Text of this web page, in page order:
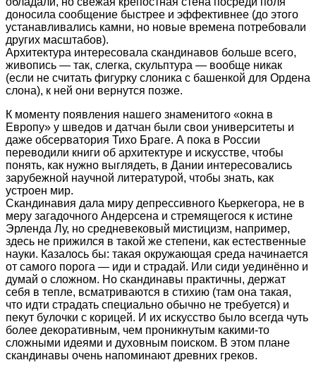
доносила сообщение быстрее и эффективнее (до этого
устанавливались камни, но новые времена потребовали
других масштабов).
Архитектура интересовала скандинавов больше всего,
живопись — так, слегка, скульптура — вообще никак
(если не считать фигурку слоника с башенкой для Ордена
слона), к ней они вернутся позже.
К моменту появления нашего знаменитого «окна в
Европу» у шведов и датчан были свои университеты и
даже обсерватория Тихо Браге. А пока в России
переводили книги об архитектуре и искусстве, чтобы
понять, как нужно выглядеть, в Дании интересовались
зарубежной научной литературой, чтобы знать, как
устроен мир.
Скандинавия дала миру депрессивного Кьеркегора, не в
меру загадочного Андерсена и стремящегося к истине
Эрленда Лу, но средневековый мистицизм, например,
здесь не прижился в такой же степени, как естественные
науки. Казалось бы: такая окружающая среда начинается
от самого порога — иди и страдай. Или сиди уединённо и
думай о сложном. Но скандинавы практичны, держат
себя в тепле, всматриваются в стихию (там она такая,
что идти страдать специально обычно не требуется) и
пекут булочки с корицей. И их искусство было всегда чуть
более декоративным, чем проникнутым какими-то
сложными идеями и духовным поиском. В этом плане
скандинавы очень напоминают древних греков.